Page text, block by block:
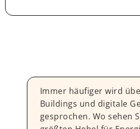
Immer häufiger wird
Buildings und digitale
gesprochen. Wo sehen